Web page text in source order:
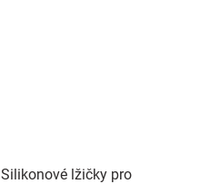
Silikonové lžičky pro